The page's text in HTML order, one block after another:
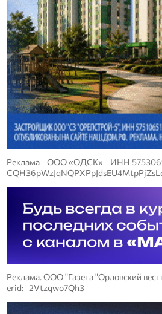
Реклама ООО «ОДСК» ИНН
Реклама. ООО "Газета "Орловский
erid: 2Vtzqwo7Qh3